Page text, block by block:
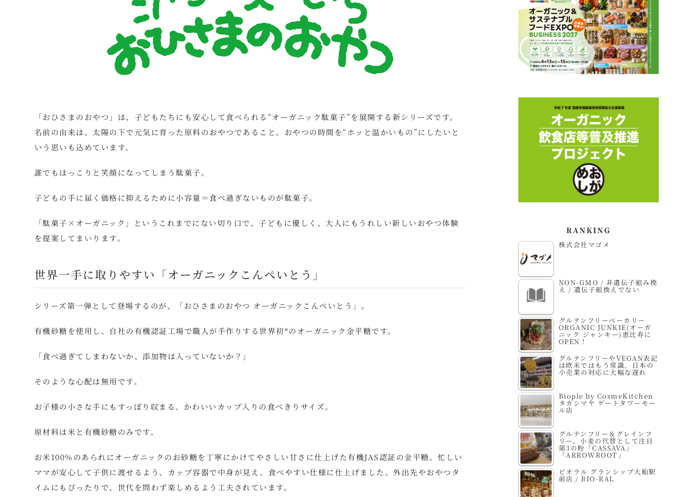
「おひさまのおやつ」は、子どもたちにも安心して食べられる“オーガニック駄菓子”を展開する新シリーズです。
名前の由来は、太陽の下で元気に育った原料のおやつであること。おやつの時間を“ホッと温かいもの”にしたいと
いう思いも込めています。
誰でもほっこりと笑顔になってしまう駄菓子。
子どもの手に届く価格に抑えるために小容量＝食べ過ぎないものが駄菓子。
「駄菓子×オーガニック」というこれまでにない切り口で、子どもに優しく、大人にもうれしい新しいおやつ体験
を提案してまいります。
世界一手に取りやすい「オーガニックこんぺいとう」
シリーズ第一弾として登場するのが、「おひさまのおやつ オーガニックこんぺいとう」。
有機砂糖を使用し、自社の有機認証工場で職人が手作りする世界初*のオーガニック金平糖です。
「食べ過ぎてしまわないか、添加物は入っていないか？」
そのような心配は無用です。
お子様の小さな手にもすっぽり収まる、かわいいカップ入りの食べきりサイズ。
原材料は米と有機砂糖のみです。
お米100％のあられにオーガニックのお砂糖を丁寧にかけてやさしい甘さに仕上げた有機JAS認証の金平糖。忙しい
ママが安心して子供に渡せるよう、カップ容器で中身が見え、食べやすい仕様に仕上げました。外出先やおやつタ
イムにもぴったりで、世代を問わず楽しめるよう工夫されています。
RANKING
株式会社マゴメ
NON-GMO / 非遺伝子組み換
え / 遺伝子組換えでない
グルテンフリーベーカリー
ORGANIC JUNKIE(オーガ
ニック ジャンキー)恵比寿に
OPEN！
グルテンフリーやVEGAN表記
は欧米ではもう常識。日本の
小売業の対応に大幅な遅れ
Biople by CosmeKitchen
タカシマヤ ゲートタワーモー
ル店
グルテンフリー＆グレインフ
リー。小麦の代替として注目
第3の粉「CASSAVA」
「ARROWROOT」
ビオラル グランシップ大船駅
前店 / BIO-RAL